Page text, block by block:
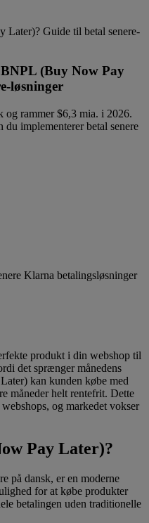
Guide til betal senere-
(Buy Now Pay
løsninger
rammer $6,3 mia. i 2026.
implementerer betal senere
Klarna betalingsløsninger
produkt i din webshop til
det sprænger månedens
kan kunden købe med
måneder helt rentefrit. Dette
og markedet vokser
Pay Later)?
på dansk, er en moderne
for at købe produkter
betalingen uden traditionelle